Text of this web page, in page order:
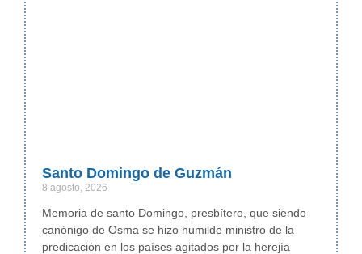
Santo Domingo de Guzmán
8 agosto, 2026
Memoria de santo Domingo, presbítero, que siendo
canónigo de Osma se hizo humilde ministro de la
predicación en los países agitados por la herejía